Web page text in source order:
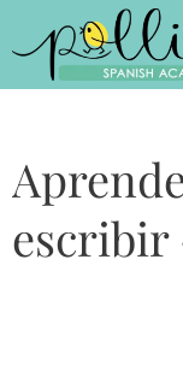
escribir